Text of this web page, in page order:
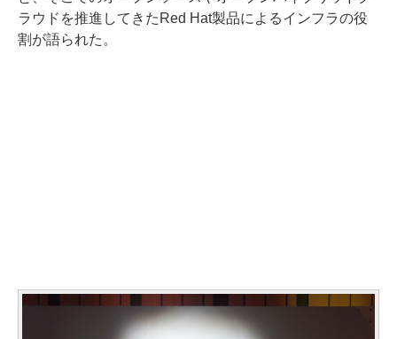
ラウドを推進してきたRed Hat製品によるインフラの役
割が語られた。